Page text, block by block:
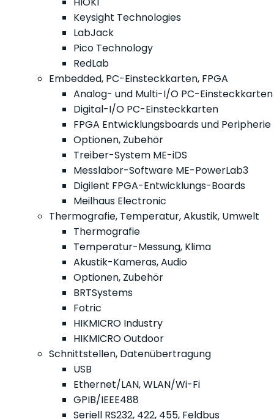
Keysight Technologies
LabJack
Pico Technology
RedLab
Embedded, PC-Einsteckkarten, FPGA
Analog- und Multi-I/O PC-Einsteckkarten
Digital-I/O PC-Einsteckkarten
FPGA Entwicklungsboards und Peripherie
Optionen, Zubehör
Treiber-System ME-iDS
Messlabor-Software ME-PowerLab3
Digilent FPGA-Entwicklungs-Boards
Meilhaus Electronic
Thermografie, Temperatur, Akustik, Umwelt
Thermografie
Temperatur-Messung, Klima
Akustik-Kameras, Audio
Optionen, Zubehör
BRTSystems
Fotric
HIKMICRO Industry
HIKMICRO Outdoor
Schnittstellen, Datenübertragung
USB
Ethernet/LAN, WLAN/Wi-Fi
GPIB/IEEE488
Seriell RS232, 422, 455, Feldbus